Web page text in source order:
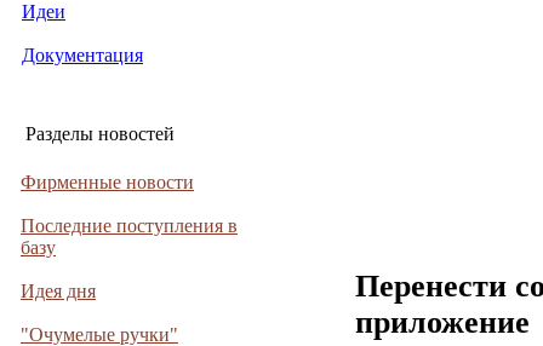
Идеи
Документация
Разделы новостей
Фирменные новости
Последние поступления в
базу
Идея дня
"Очумелые ручки"
Перенести
приложение